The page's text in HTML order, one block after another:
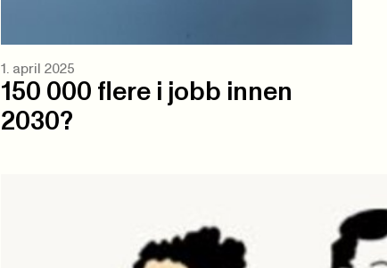
1. april 2025
150 000 flere i jobb innen
2030?